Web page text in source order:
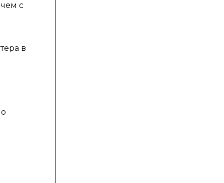
с
в